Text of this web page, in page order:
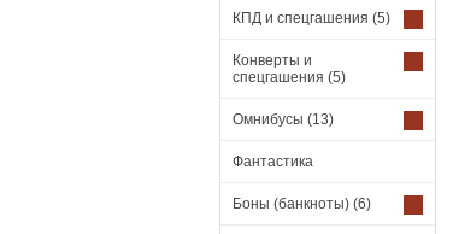
КПД и спецгашения (5)
Конверты и
спецгашения (5)
Омнибусы (13)
Фантастика
Боны (банкноты) (6)